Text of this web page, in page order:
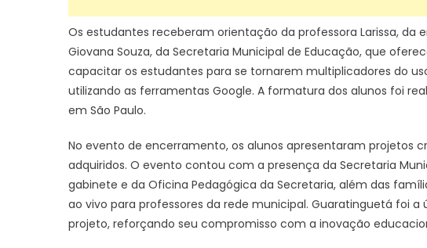
Os estudantes receberam orientação da professora Larissa, da
Giovana Souza, da Secretaria Municipal de Educação, que
capacitar os estudantes para se tornarem multiplicadores do
utilizando as ferramentas Google. A formatura dos alunos foi
em São Paulo.
No evento de encerramento, os alunos apresentaram projetos
adquiridos. O evento contou com a presença da Secretaria
gabinete e da Oficina Pedagógica da Secretaria, além das
ao vivo para professores da rede municipal. Guaratinguetá foi
projeto, reforçando seu compromisso com a inovação